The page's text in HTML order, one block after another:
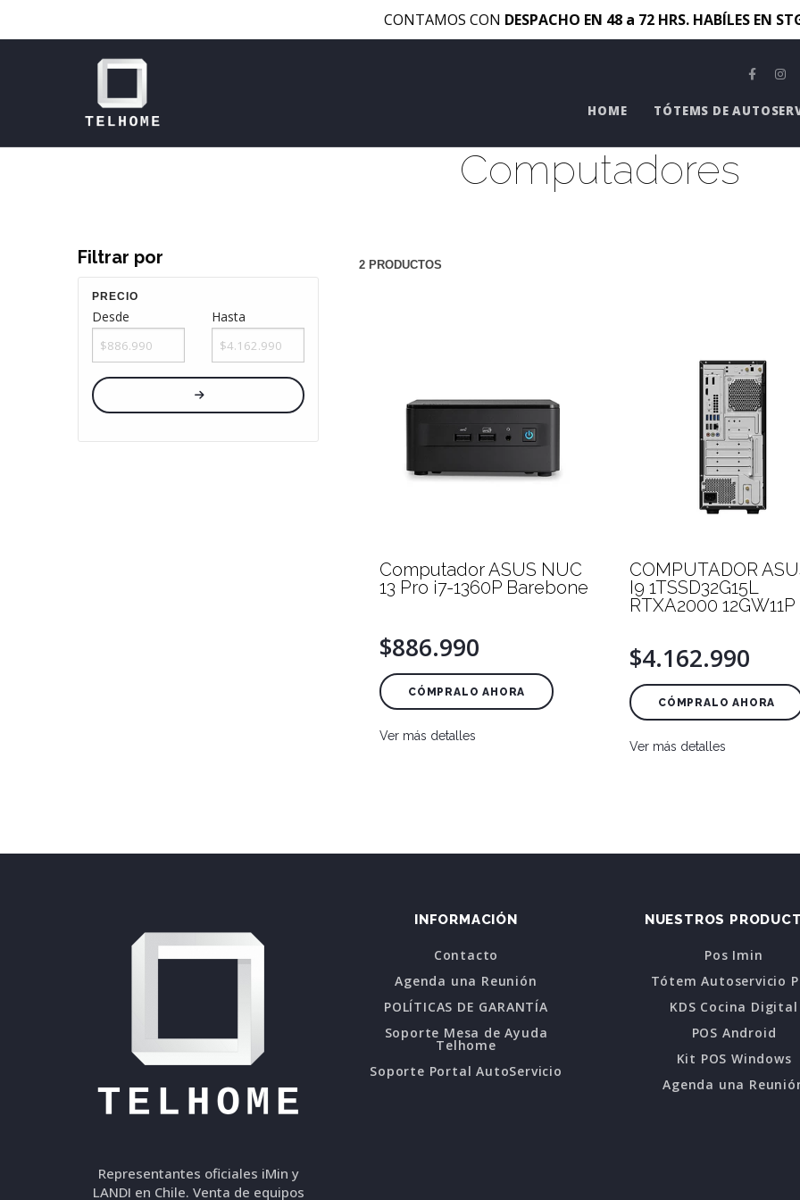
CONTAMOS CON DESPACHO EN 48 a 72 HRS. HABÍLES EN
HOME TÓTEMS DE
Computadores
Filtrar por
PRECIO
Desde Hasta
2 PRODUCTOS
Computador ASUS NUC
13 Pro i7-1360P Barebone
$886.990
CÓMPRALO AHORA
Ver más detalles
COMPUTADOR
I9 1TSSD32G15L
RTXA2000 12GW11P
$4.162.990
CÓMPRALO AHORA
Ver más detalles
Representantes oficiales iMin y
LANDI en Chile. Venta de equipos
INFORMACIÓN
Contacto
Agenda una Reunión
POLÍTICAS DE GARANTÍA
Soporte Mesa de Ayuda
Telhome
Soporte Portal AutoServicio
NUESTROS
Pos Imin
Tótem Autoservicio
KDS Cocina Digital
POS Android
Kit POS Windows
Agenda una